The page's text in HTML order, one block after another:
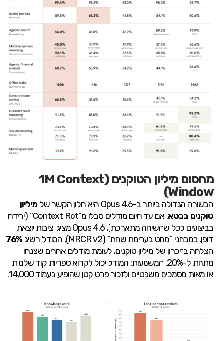
מחסום מיליון הטוקנים (1M Context
Window)
הבשורה הגדולה ביותר ב-Opus 4.6 היא חלון הקשר של
מיליון
טוקנים בבטא
. אם עד היום מודלים סבלו מ”Context Rot” (ירידה
בביצועים ככל שהשיחה מתארכת), Opus 4.6 מציג יציבות יוצאת
דופן. במבחני “מחט בערימת שחת” (MRCR v2), המודל השיג
76%
הצלחה בזיכרון של מיליון טוקנים, לעומת מודלים אחרים שצנחו
מתחת ל-20%. המשמעות: המודל יכול לקרוא ספריות קוד שלמות
או מאות מסמכים משפטיים ולזכור פרט קטן שהופיע בעמוד 14,000.